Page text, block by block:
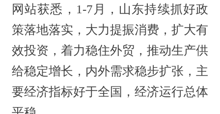
网站获悉，1-7月，山东持续抓好政
策落地落实，大力提振消费，扩大有
效投资，着力稳住外贸，推动生产供
给稳定增长，内外需求稳步扩张，主
要经济指标好于全国，经济运行总体